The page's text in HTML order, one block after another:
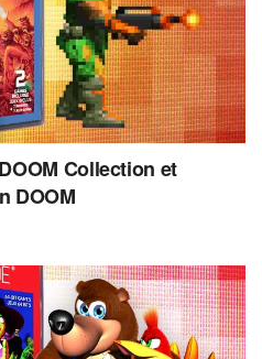
Collection et
DOOM